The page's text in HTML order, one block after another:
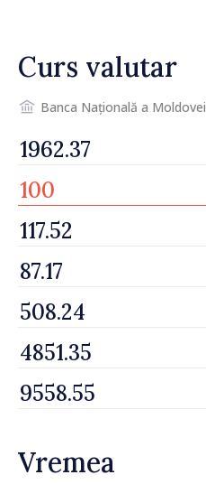
Curs valutar
Banca Națională a Moldovei
Vremea